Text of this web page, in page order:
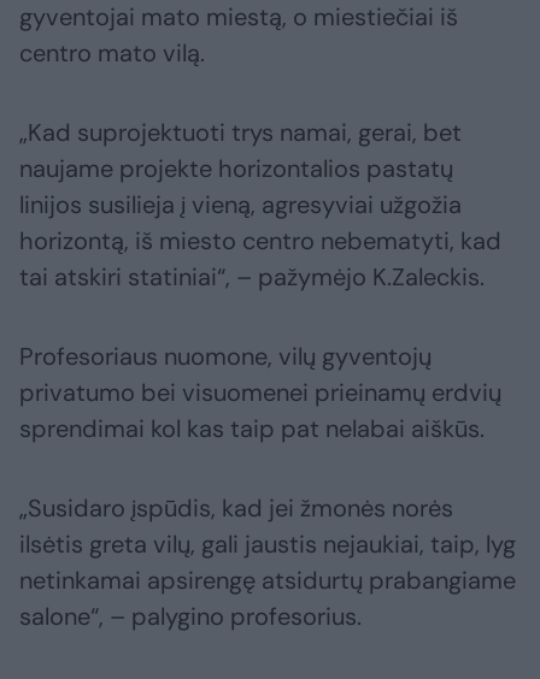
gyventojai mato miestą, o miestiečiai iš
centro mato vilą.
„Kad suprojektuoti trys namai, gerai, bet
naujame projekte horizontalios pastatų
linijos susilieja į vieną, agresyviai užgožia
horizontą, iš miesto centro nebematyti, kad
tai atskiri statiniai“, – pažymėjo K.Zaleckis.
Profesoriaus nuomone, vilų gyventojų
privatumo bei visuomenei prieinamų erdvių
sprendimai kol kas taip pat nelabai aiškūs.
„Susidaro įspūdis, kad jei žmonės norės
ilsėtis greta vilų, gali jaustis nejaukiai, taip, lyg
netinkamai apsirengę atsidurtų prabangiame
salone“, – palygino profesorius.